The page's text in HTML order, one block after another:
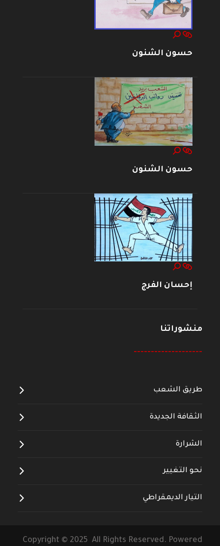
حسون الشنون
حسون الشنون
إحسان الفرج
منشوراتنا
--------------------
طريق الشعب
الثقافة الجديدة
الشرارة
نحو التغيير
التيار الديمقراطي
Copyright © 2025 All Rights Reserved. Powered